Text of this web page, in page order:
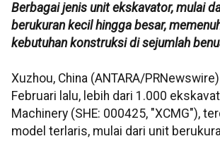
Berbagai jenis unit ekskavator, mulai
berukuran kecil hingga besar,
kebutuhan konstruksi di sejumlah
Xuzhou, China (ANTARA/
Februari lalu, lebih dari 1.000
Machinery (SHE: 000425, "XCMG"),
model terlaris, mulai dari unit